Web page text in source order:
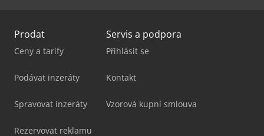
Prodat
Ceny a tarify
Podávat inzeráty
Spravovat inzeráty
Rezervovat reklamu
Servis a podpora
Přihlásit se
Kontakt
Vzorová kupní smlouva